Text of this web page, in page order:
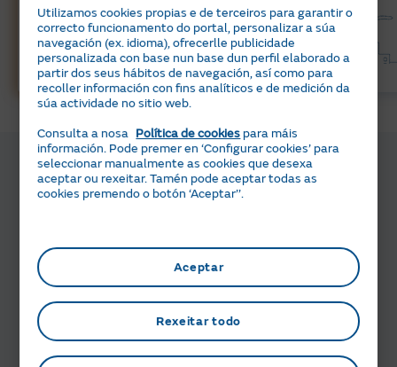
Contámosche como poñer
a punto a túa caldeira
casa. Así que é o momento de preparar a túa
caldeira.
Saber máis
Utilizamos cookies propias e de terceiros para garantir o
correcto funcionamento do portal, personalizar a súa
navegación (ex. idioma), ofrecerlle publicidade
personalizada con base nun base dun perfil elaborado a
partir dos seus hábitos de navegación, así como para
recoller información con fins analíticos e de medición da
súa actividade no sitio web.
Consulta a nosa Política de cookies para máis
información. Pode premer en ‘Configurar cookies’ para
seleccionar manualmente as cookies que desexa
aceptar ou rexeitar. Tamén pode aceptar todas as
cookies premendo o botón ‘Aceptar’’.
Rexeitar todo
Aceptar